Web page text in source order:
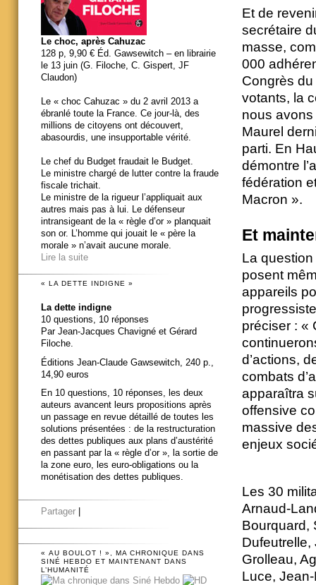
Et de
secrétaire
masse,
000
Congrès du
votants, la
nous
Maurel
parti. En
démontre
fédération
Macron ».
Et
La
posent
appareils
préciser : «
d’actions,
combats
apparaîtra
offensive
massive
enjeux
Les 30
Arnaud-
Bourquard,
Grolleau,
Luce,
Le choc, après Cahuzac
128 p, 9,90 € Éd. Gawsewitch – en librairie
le 13 juin (G. Filoche, C. Gispert, JF
Claudon)
Le « choc Cahuzac » du 2 avril 2013 a
ébranlé toute la France. Ce jour-là, des
millions de citoyens ont découvert,
abasourdis, une insupportable vérité.
Le chef du Budget fraudait le Budget.
Le ministre chargé de lutter contre la fraude
fiscale trichait.
Le ministre de la rigueur l’appliquait aux
autres mais pas à lui. Le défenseur
intransigeant de la « règle d’or » planquait
son or. L’homme qui jouait le « père la
morale » n’avait aucune morale.
Lire la suite
« LA DETTE INDIGNE »
La dette indigne
10 questions, 10 réponses
Par Jean-Jacques Chavigné et Gérard
Filoche.
Éditions Jean-Claude Gawsewitch, 240 p.,
14,90 euros
En 10 questions, 10 réponses, les deux
auteurs avancent leurs propositions après
un passage en revue détaillé de toutes les
solutions présentées : de la restructuration
des dettes publiques aux plans d’austérité
en passant par la « règle d’or », la sortie de
la zone euro, les euro-obligations ou la
monétisation des dettes publiques.
Partager
« AU BOULOT ! », MA CHRONIQUE DANS
SINÉ HEBDO ET MAINTENANT DANS
L’HUMANITÉ